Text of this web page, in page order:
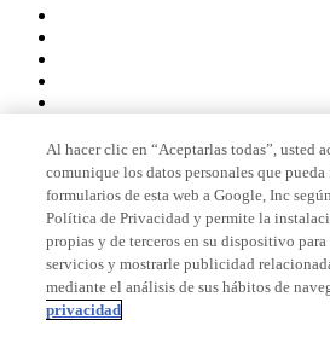
Miembro de
Acreditaciones
Al hacer clic en “Aceptarlas todas”, usted
comunique los datos personales que
formularios de esta web a Google, Inc
Política de Privacidad y permite la
propias y de terceros en su dispositivo
servicios y mostrarle publicidad
mediante el análisis de sus hábitos de
privacidad